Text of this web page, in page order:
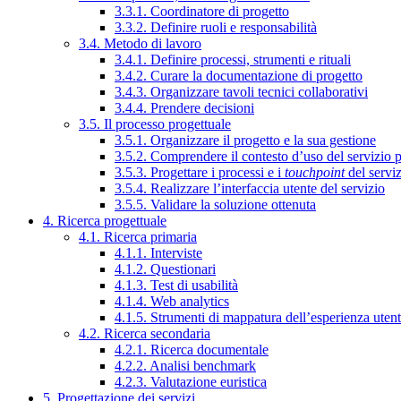
3.3.1. Coordinatore di progetto
3.3.2. Definire ruoli e responsabilità
3.4. Metodo di lavoro
3.4.1. Definire processi, strumenti e rituali
3.4.2. Curare la documentazione di progetto
3.4.3. Organizzare tavoli tecnici collaborativi
3.4.4. Prendere decisioni
3.5. Il processo progettuale
3.5.1. Organizzare il progetto e la sua gestione
3.5.2. Comprendere il contesto d’uso del servizio
3.5.3. Progettare i processi e i touchpointdel
3.5.4. Realizzare l’interfaccia utente del servizio
3.5.5. Validare la soluzione ottenuta
4. Ricerca progettuale
4.1. Ricerca primaria
4.1.1. Interviste
4.1.2. Questionari
4.1.3. Test di usabilità
4.1.4. Web analytics
4.1.5. Strumenti di mappatura dell’esperienza
4.2. Ricerca secondaria
4.2.1. Ricerca documentale
4.2.2. Analisi benchmark
4.2.3. Valutazione euristica
5. Progettazione dei servizi